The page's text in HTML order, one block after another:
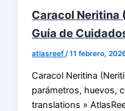
Caracol Neritina
Guía de
atlasreef/11 febrero,
Caracol Neritina
parámetros, huevos,
translations »